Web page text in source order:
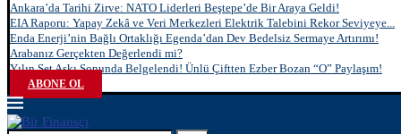
Ankara’da Tarihi Zirve: NATO Liderleri Beştepe’de Bir Araya Geldi!
EIA Raporu: Yapay Zekâ ve Veri Merkezleri Elektrik Talebini Rekor Seviyeye...
Enda Enerji’nin Bağlı Ortaklığı Egenda’dan Dev Bedelsiz Sermaye Artırımı!
Arabanız Gerçekten Değerlendi mi?
Yılın Set Aşkı Sonunda Belgelendi! Ünlü Çiftten Ezber Bozan “O” Paylaşım!
ABONE OL